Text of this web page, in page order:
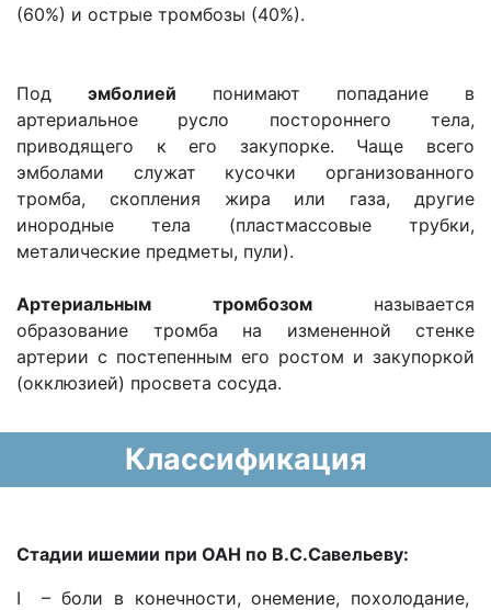
(60%) и острые тромбозы (40%).
Под эмболией понимают попадание в
артериальное русло постороннего тела,
приводящего к его закупорке. Чаще всего
эмболами служат кусочки организованного
тромба, скопления жира или газа, другие
инородные тела (пластмассовые трубки,
металические предметы, пули).
Артериальным тромбозомназывается
образование тромба на измененной стенке
артерии с постепенным его ростом и закупоркой
(окклюзией) просвета сосуда.
Классификация
Стадии ишемии при ОАН по В.С.Савельеву:
I – боли в конечности, онемение, похолодание,